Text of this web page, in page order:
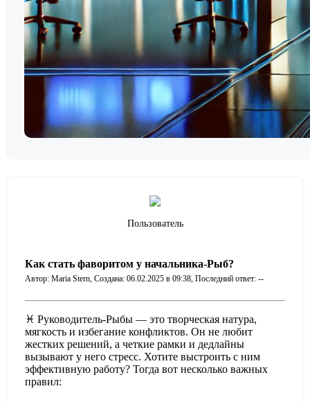
Пользователь
Как стать фаворитом у начальника-Рыб?
Автор: Maria Stern, Создана: 06.02.2025 в 09:38, Последний ответ: --
♓ Руководитель-Рыбы — это творческая натура,
мягкость и избегание конфликтов. Он не любит
жестких решений, а четкие рамки и дедлайны
вызывают у него стресс. Хотите выстроить с ним
эффективную работу? Тогда вот несколько важных
правил: